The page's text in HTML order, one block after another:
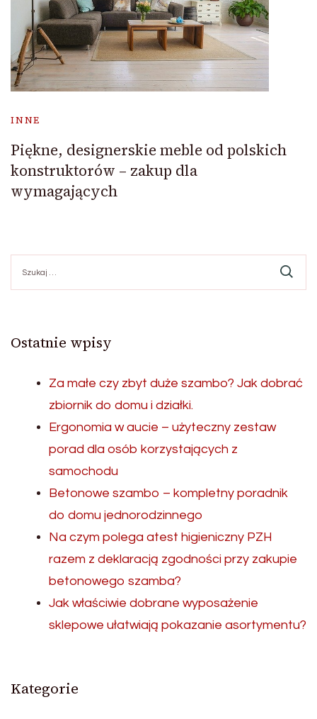
INNE
Piękne, designerskie meble od polskich
konstruktorów – zakup dla
wymagających
Ostatnie wpisy
Za małe czy zbyt duże szambo? Jak dobrać
zbiornik do domu i działki.
Ergonomia w aucie – użyteczny zestaw
porad dla osób korzystających z
samochodu
Betonowe szambo – kompletny poradnik
do domu jednorodzinnego
Na czym polega atest higieniczny PZH
razem z deklaracją zgodności przy zakupie
betonowego szamba?
Jak właściwie dobrane wyposażenie
sklepowe ułatwiają pokazanie asortymentu?
Kategorie